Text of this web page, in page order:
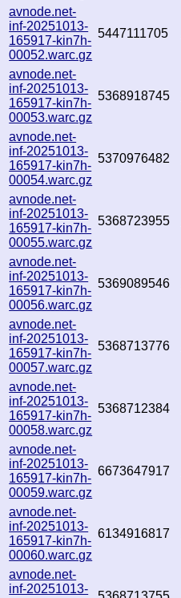
avnode.net-
inf-20251013-
165917-kin7h-
00052.warc.gz
5447111705
avnode.net-
inf-20251013-
165917-kin7h-
00053.warc.gz
5368918745
avnode.net-
inf-20251013-
165917-kin7h-
00054.warc.gz
5370976482
avnode.net-
inf-20251013-
165917-kin7h-
00055.warc.gz
5368723955
avnode.net-
inf-20251013-
165917-kin7h-
00056.warc.gz
5369089546
avnode.net-
inf-20251013-
165917-kin7h-
00057.warc.gz
5368713776
avnode.net-
inf-20251013-
165917-kin7h-
00058.warc.gz
5368712384
avnode.net-
inf-20251013-
165917-kin7h-
00059.warc.gz
6673647917
avnode.net-
inf-20251013-
165917-kin7h-
00060.warc.gz
6134916817
avnode.net-
inf-20251013-